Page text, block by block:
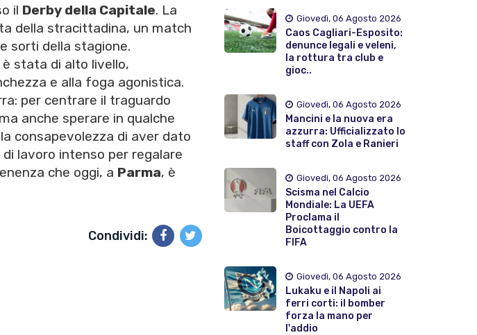
il Derby della Capitale. La
della stracittadina, un match
sorti della stagione.
stata di alto livello,
e alla foga agonistica.
per centrare il traguardo
anche sperare in qualche
consapevolezza di aver dato
lavoro intenso per regalare
che oggi, a Parma, è
Condividi:
Giovedì, 06 Agosto 2026
Caos Cagliari-Esposito:
denunce legali e veleni,
la rottura tra club e
gioc..
Giovedì, 06 Agosto 2026
Mancini e la nuova era
azzurra: Ufficializzato lo
staff con Zola e Ranieri
Giovedì, 06 Agosto 2026
Scisma nel Calcio
Mondiale: La UEFA
Proclama il
Boicottaggio contro la
FIFA
Giovedì, 06 Agosto 2026
Lukaku e il Napoli ai
ferri corti: il bomber
forza la mano per
l'addio